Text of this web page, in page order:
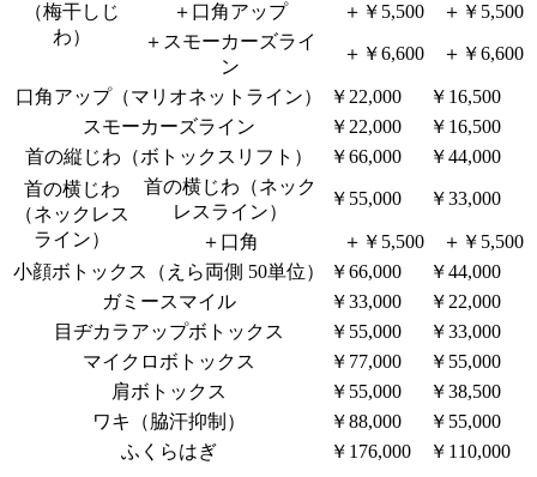
（梅干しじ
わ）
＋口角アップ ＋￥5,500
＋￥5,500
＋スモーカーズライ
ン
＋￥6,600 ＋￥6,600
口角アップ（マリオネットライン） ￥22,000
￥16,500
スモーカーズライン
￥22,000
￥16,500
首の縦じわ（ボトックスリフト）
￥66,000
￥44,000
首の横じわ
（ネックレス
ライン）
首の横じわ（ネック
レスライン）
￥55,000 ￥33,000
＋口角 ＋￥5,500
＋￥5,500
小顔ボトックス（えら両側 50単位）
￥66,000
￥44,000
ガミースマイル
￥33,000
￥22,000
目ヂカラアップボトックス
￥55,000
￥33,000
マイクロボトックス
￥77,000
￥55,000
肩ボトックス
￥55,000
￥38,500
ワキ（脇汗抑制）
￥88,000
￥55,000
ふくらはぎ
￥176,000 ￥110,000